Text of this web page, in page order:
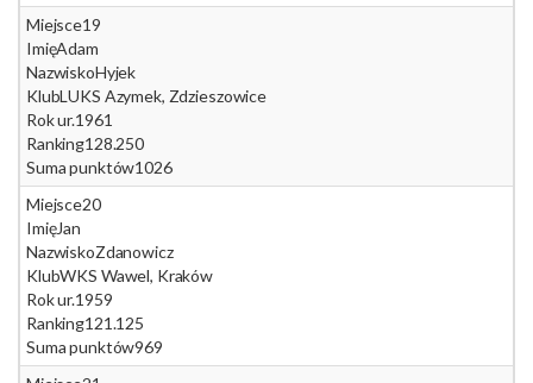
Miejsce19
ImięAdam
NazwiskoHyjek
KlubLUKS Azymek, Zdzieszowice
Rok ur.1961
Ranking128.250
Suma punktów1026
Miejsce20
ImięJan
NazwiskoZdanowicz
KlubWKS Wawel, Kraków
Rok ur.1959
Ranking121.125
Suma punktów969